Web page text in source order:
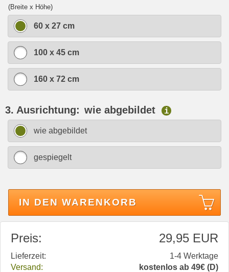
(Breite x Höhe)
60 x 27 cm
100 x 45 cm
160 x 72 cm
3. Ausrichtung: wie abgebildet i
wie abgebildet
gespiegelt
IN DEN WARENKORB
Preis: 29,95 EUR
Lieferzeit:
1-4 Werktage
Versand:
kostenlos ab 49€ (D)